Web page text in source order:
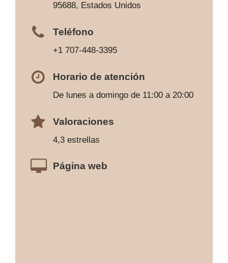
95688, Estados Unidos
Teléfono
+1 707-448-3395
Horario de atención
De lunes a domingo de 11:00 a 20:00
Valoraciones
4,3 estrellas
Página web